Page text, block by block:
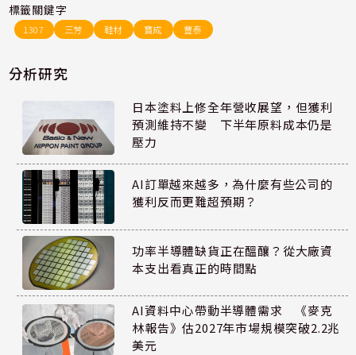
標籤關鍵字
1307 三芳 鞋材 寶成 豐泰
分析研究
日本塗料上修全年營收展望，但獲利
預測維持不變 下半年原料成本仍是
壓力
AI訂單越來越多，為什麼有些公司的
獲利反而更難超預期？
功率半導體缺貨正在醞釀？從大廠資
本支出看真正的時間點
AI資料中心帶動半導體需求 《麥克
林報告》估2027年市場規模突破2.2兆
美元